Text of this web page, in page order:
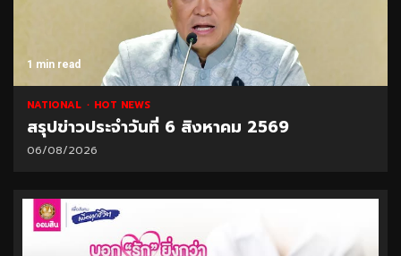
1 min read
NATIONAL HOT NEWS
สรุปข่าวประจำวันที่ 6 สิงหาคม 2569
06/08/2026